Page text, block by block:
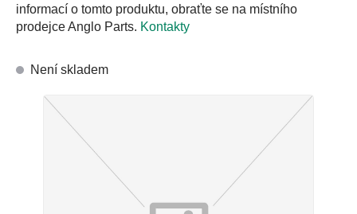
informací o tomto produktu, obraťte se na místního
prodejce Anglo Parts. Kontakty
Není skladem